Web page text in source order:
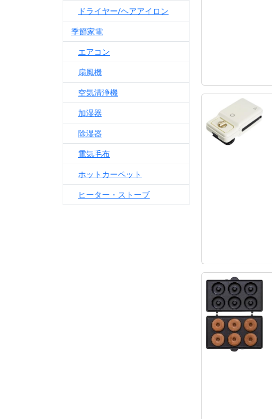
ドライヤー/ヘアアイロン
季節家電
エアコン
扇風機
空気清浄機
加湿器
除湿器
電気毛布
ホットカーペット
ヒーター・ストーブ